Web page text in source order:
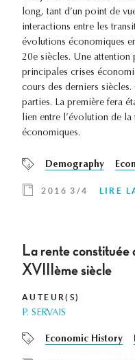
long, tant d’un point de
interactions entre les
évolutions économiques
20e siècles. Une attention
principales crises
cours des derniers
parties. La première fera
lien entre l’évolution de la
économiques.
Demography
2016 3/4 LIRE
La rente constituée
XVIIIème siècle
AUTEUR(S)
P. SERVAIS
Economic History